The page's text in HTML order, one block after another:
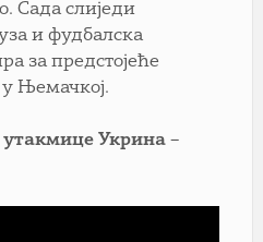
Сада слиједи
и фудбалска
за предстојеће
Њемачкој.
утакмице Укрина –